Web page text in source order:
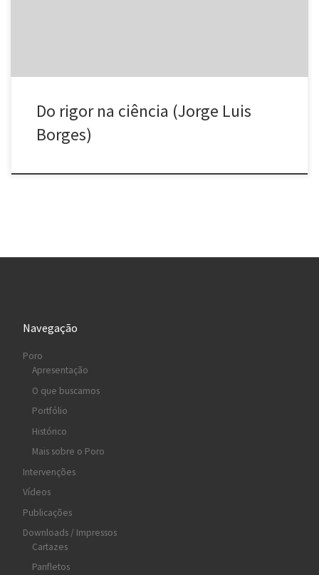
Do rigor na ciência (Jorge Luis
Borges)
Navegação
Poro
Apresentação
O que buscamos
Portfólio
Histórico
Mais sobre o Poro
Intervenções
Vídeos
Publicações
Downloads / Impressos
Cartazes
Panfletos